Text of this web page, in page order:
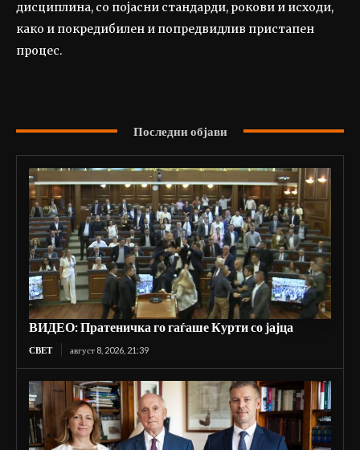
дисциплина, со појасни стандарди, рокови и исходи,
како и покредибилен и попредвидлив пристапен
процес.
Последни објави
ВИДЕО: Пратеничка го гаѓаше Курти со јајца
СВЕТ август 8, 2026, 21:39